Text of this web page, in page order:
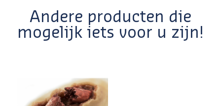
Andere producten die
mogelijk iets voor u zijn!